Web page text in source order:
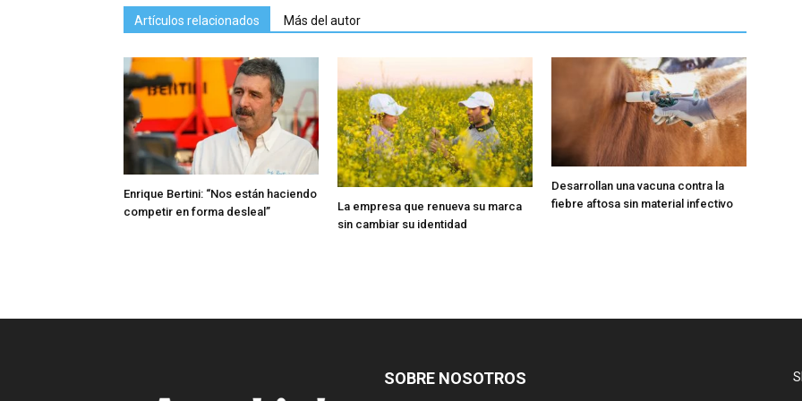
Artículos relacionados Más del autor
Enrique Bertini: “Nos están haciendo
competir en forma desleal”
La empresa que renueva su marca
sin cambiar su identidad
Desarrollan una vacuna contra la
fiebre aftosa sin material infectivo
SOBRE NOSOTROS